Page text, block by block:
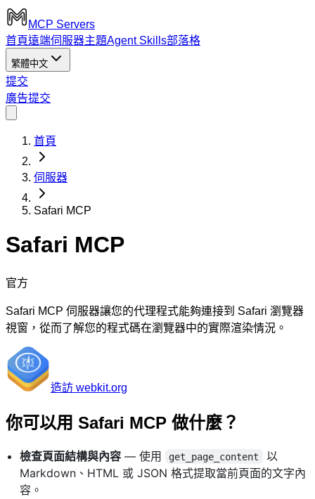
MCP Servers
首頁遠端伺服器主題Agent Skills部落格
繁體中文
提交
廣告提交
首頁
伺服器
Safari MCP
Safari MCP
官方
Safari MCP 伺服器讓您的代理程式能夠連接到 Safari 瀏覽器
視窗，從而了解您的程式碼在瀏覽器中的實際渲染情況。
造訪 webkit.org
你可以用 Safari MCP 做什麼？
檢查頁面結構與內容 — 使用 get_page_content
以
Markdown、HTML 或 JSON 格式提取當前頁面的文字內
容。